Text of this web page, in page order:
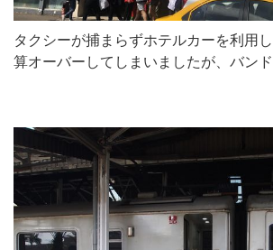
タクシーが捕まらずホテルカーを利用
算オーバーしてしまいましたが、バンド